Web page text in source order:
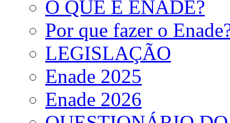
O QUE É ENADE?
Por que fazer o
LEGISLAÇÃO
Enade 2025
Enade 2026